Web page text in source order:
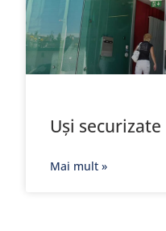
Uși securizate
Mai mult »